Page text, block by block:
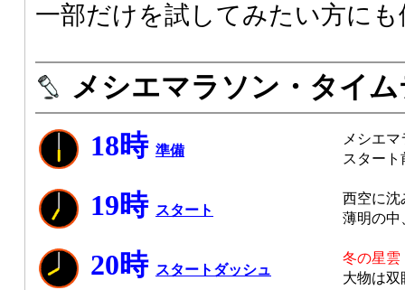
一部だけを試してみたい方に
メシエマラソン・タイ
18時 準備
メシエ
スター
19時 スタート
西空に沈
薄明の中
20時 スタートダッシュ
冬の星雲
大物は双